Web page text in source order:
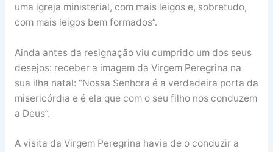
uma igreja ministerial, com mais leigos e, sobretudo,
com mais leigos bem formados”.
Ainda antes da resignação viu cumprido um dos seus
desejos: receber a imagem da Virgem Peregrina na
sua ilha natal: “Nossa Senhora é a verdadeira porta da
misericórdia e é ela que com o seu filho nos conduzem
a Deus”.
A visita da Virgem Peregrina havia de o conduzir a